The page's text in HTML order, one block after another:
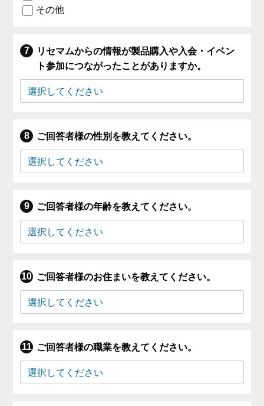
その他
リセマムからの情報が製品購入や入会・イベン
ト参加につながったことがありますか。
ご回答者様の性別を教えてください。
ご回答者様の年齢を教えてください。
ご回答者様のお住まいを教えてください。
ご回答者様の職業を教えてください。